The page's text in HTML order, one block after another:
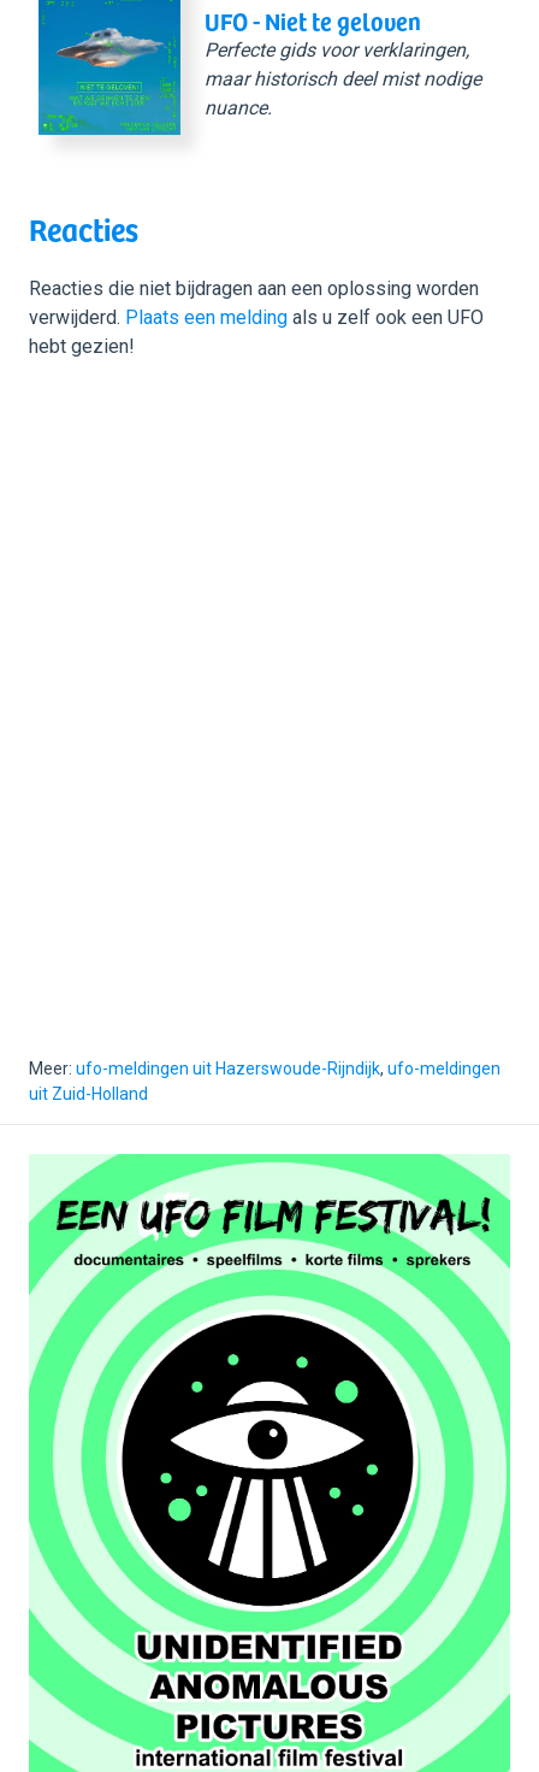
UFO - Niet te geloven
Perfecte gids voor verklaringen,
maar historisch deel mist nodige
nuance.
Reacties
Reacties die niet bijdragen aan een oplossing worden
verwijderd. Plaats een melding als u zelf ook een UFO
hebt gezien!
Meer: ufo-meldingen uit Hazerswoude-Rijndijk, ufo-meldingen
uit Zuid-Holland